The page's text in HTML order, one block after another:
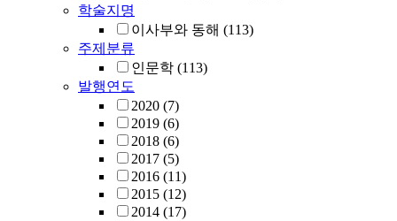
학술지명
이사부와 동해 (113)
주제분류
인문학 (113)
발행연도
2020 (7)
2019 (6)
2018 (6)
2017 (5)
2016 (11)
2015 (12)
2014 (17)